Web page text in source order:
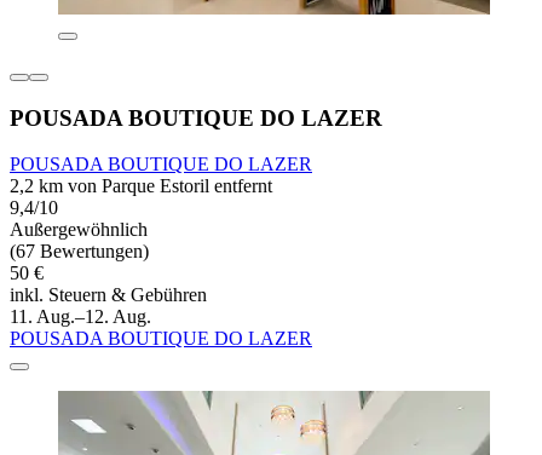
POUSADA BOUTIQUE DO LAZER
POUSADA BOUTIQUE DO LAZER
2,2 km von Parque Estoril entfernt
9,4/10
Außergewöhnlich
(67 Bewertungen)
50 €
inkl. Steuern & Gebühren
11. Aug.–12. Aug.
POUSADA BOUTIQUE DO LAZER